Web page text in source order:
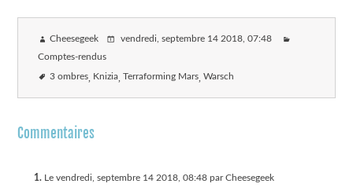
Cheesegeek vendredi, septembre 14 2018, 07:48
Comptes-rendus
3 ombres Knizia Terraforming Mars Warsch
Commentaires
1.Le vendredi, septembre 14 2018, 08:48 par Cheesegeek